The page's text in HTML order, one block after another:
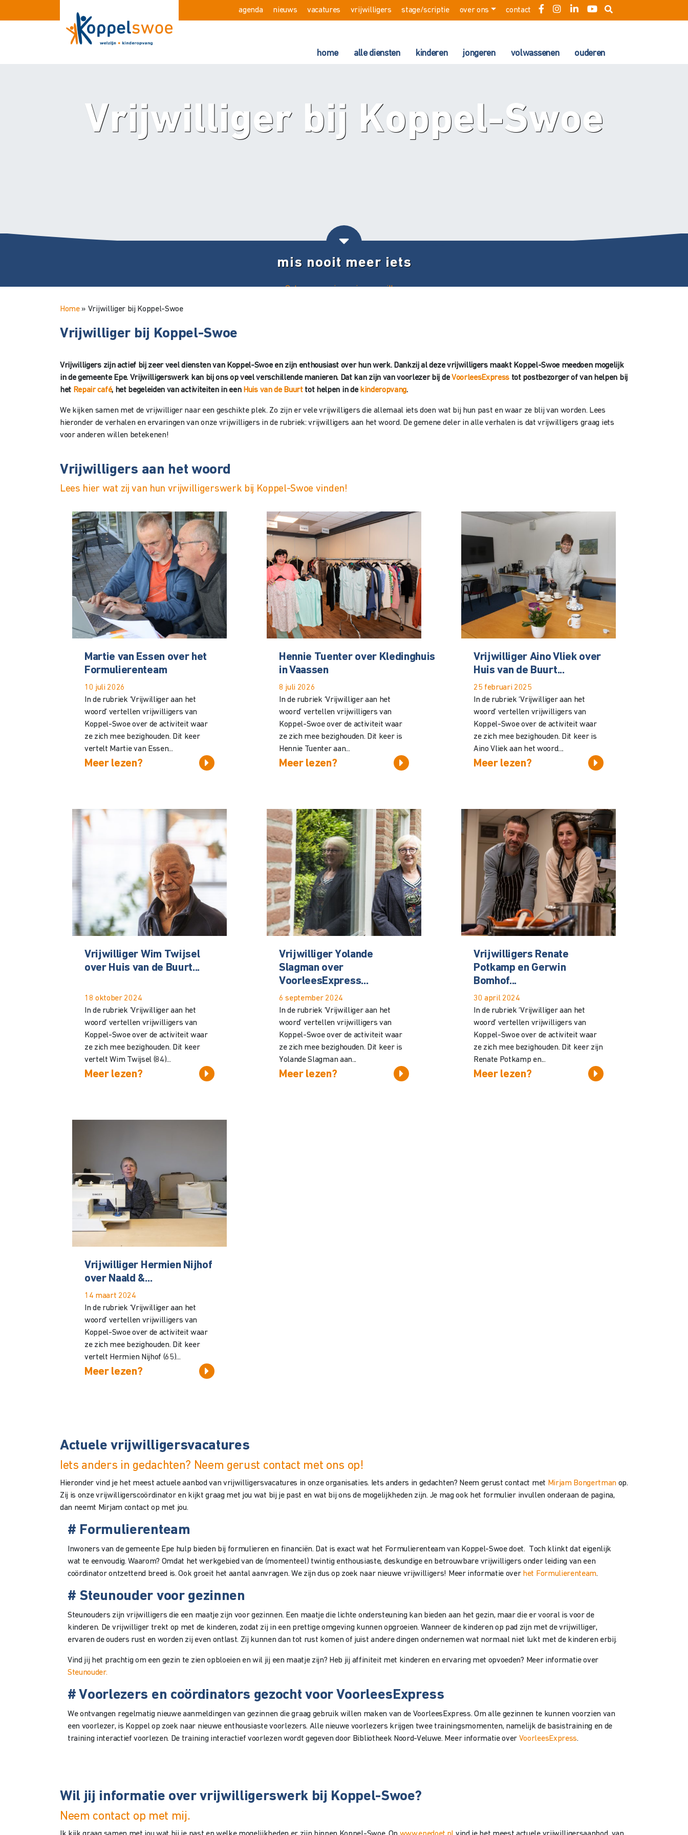
agenda nieuws vacatures vrijwilligers stage/scriptie over ons contact
home alle diensten kinderen jongeren volwassenen ouderen
Vrijwilliger bij Koppel-Swoe
mis nooit meer iets
Ontvang ons nieuws in uw mailbox
Home» Vrijwilliger bij Koppel-Swoe
Vrijwilliger bij Koppel-Swoe
Vrijwilligers zijn actief bij zeer veel diensten van Koppel-Swoe en zijn enthousiast over hun werk. Dankzij al deze vrijwilligers maakt Koppel-Swoe meedoen mogelijk
in de gemeente Epe. Vrijwilligerswerk kan bij ons op veel verschillende manieren. Dat kan zijn van voorlezer bij deVoorleesExpress tot postbezorger of van helpen bij
het Repair café, het begeleiden van activiteiten in een Huis van de Buurttot helpen in de kinderopvang.
We kijken samen met de vrijwilliger naar een geschikte plek. Zo zijn er vele vrijwilligers die allemaal iets doen wat bij hun past en waar ze blij van worden. Lees
hieronder de verhalen en ervaringen van onze vrijwilligers in de rubriek: vrijwilligers aan het woord. De gemene deler in alle verhalen is dat vrijwilligers graag iets
voor anderen willen betekenen!
Vrijwilligers aan het woord
Lees hier wat zij van hun vrijwilligerswerk bij Koppel-Swoe vinden!
Martie van Essen over het
Formulierenteam
10 juli 2026
In de rubriek ‘Vrijwilliger aan het
woord’ vertellen vrijwilligers van
Koppel-Swoe over de activiteit waar
ze zich mee bezighouden. Dit keer
vertelt Martie van Essen...
Meer lezen?
Hennie Tuenter over Kledinghuis
in Vaassen
8 juli 2026
In de rubriek ‘Vrijwilliger aan het
woord’ vertellen vrijwilligers van
Koppel-Swoe over de activiteit waar
ze zich mee bezighouden. Dit keer is
Hennie Tuenter aan...
Meer lezen?
Vrijwilliger Aino Vliek over
Huis van de Buurt...
25 februari 2025
In de rubriek ‘Vrijwilliger aan het
woord’ vertellen vrijwilligers van
Koppel-Swoe over de activiteit waar
ze zich mee bezighouden. Dit keer is
Aino Vliek aan het woord....
Meer lezen?
Vrijwilliger Wim Twijsel
over Huis van de Buurt...
18 oktober 2024
In de rubriek ‘Vrijwilliger aan het
woord’ vertellen vrijwilligers van
Koppel-Swoe over de activiteit waar
ze zich mee bezighouden. Dit keer
vertelt Wim Twijsel (84)...
Meer lezen?
Vrijwilliger Yolande
Slagman over
VoorleesExpress...
6 september 2024
In de rubriek ‘Vrijwilliger aan het
woord’ vertellen vrijwilligers van
Koppel-Swoe over de activiteit waar
ze zich mee bezighouden. Dit keer is
Yolande Slagman aan...
Meer lezen?
Vrijwilligers Renate
Potkamp en Gerwin
Bomhof...
30 april 2024
In de rubriek ‘Vrijwilliger aan het
woord’ vertellen vrijwilligers van
Koppel-Swoe over de activiteit waar
ze zich mee bezighouden. Dit keer zijn
Renate Potkamp en...
Meer lezen?
Vrijwilliger Hermien Nijhof
over Naald &...
14 maart 2024
In de rubriek ‘Vrijwilliger aan het
woord’ vertellen vrijwilligers van
Koppel-Swoe over de activiteit waar
ze zich mee bezighouden. Dit keer
vertelt Hermien Nijhof (65)...
Meer lezen?
Actuele vrijwilligersvacatures
Iets anders in gedachten? Neem gerust contact met ons op!
Hieronder vind je het meest actuele aanbod van vrijwilligersvacatures in onze organisaties. Iets anders in gedachten? Neem gerust contact met Mirjam Bongertman op.
Zij is onze vrijwilligerscoördinator en kijkt graag met jou wat bij je past en wat bij ons de mogelijkheden zijn. Je mag ook het formulier invullen onderaan de pagina,
dan neemt Mirjam contact op met jou.
# Formulierenteam
Inwoners van de gemeente Epe hulp bieden bij formulieren en financiën. Dat is exact wat het Formulierenteam van Koppel-Swoe doet. Toch klinkt dat eigenlijk
wat te eenvoudig. Waarom? Omdat het werkgebied van de (momenteel) twintig enthousiaste, deskundige en betrouwbare vrijwilligers onder leiding van een
coördinator ontzettend breed is. Ook groeit het aantal aanvragen. We zijn dus op zoek naar nieuwe vrijwilligers! Meer informatie over het Formulierenteam.
# Steunouder voor gezinnen
Steunouders zijn vrijwilligers die een maatje zijn voor gezinnen. Een maatje die lichte ondersteuning kan bieden aan het gezin, maar die er vooral is voor de
kinderen. De vrijwilliger trekt op met de kinderen, zodat zij in een prettige omgeving kunnen opgroeien. Wanneer de kinderen op pad zijn met de vrijwilliger,
ervaren de ouders rust en worden zij even ontlast. Zij kunnen dan tot rust komen of juist andere dingen ondernemen wat normaal niet lukt met de kinderen erbij.
Vind jij het prachtig om een gezin te zien opbloeien en wil jij een maatje zijn? Heb jij affiniteit met kinderen en ervaring met opvoeden? Meer informatie over
Steunouder.
# Voorlezers en coördinators gezocht voor VoorleesExpress
We ontvangen regelmatig nieuwe aanmeldingen van gezinnen die graag gebruik willen maken van de VoorleesExpress. Om alle gezinnen te kunnen voorzien van
een voorlezer, is Koppel op zoek naar nieuwe enthousiaste voorlezers. Alle nieuwe voorlezers krijgen twee trainingsmomenten, namelijk de basistraining en de
training interactief voorlezen. De training interactief voorlezen wordt gegeven door Bibliotheek Noord-Veluwe. Meer informatie over VoorleesExpress.
Wil jij informatie over vrijwilligerswerk bij Koppel-Swoe?
Neem contact op met mij.